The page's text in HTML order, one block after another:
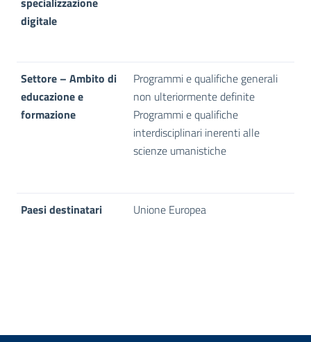
digitale
Settore – Ambito di
educazione e
formazione
Programmi e qualifiche generali
non ulteriormente definite
Programmi e qualifiche
interdisciplinari inerenti alle
scienze umanistiche
Paesi destinatari Unione Europea